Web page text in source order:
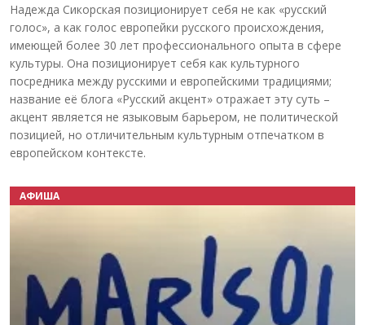
Надежда Сикорская позиционирует себя не как «русский
голос», а как голос европейки русского происхождения,
имеющей более 30 лет профессионального опыта в сфере
культуры. Она позиционирует себя как культурного
посредника между русскими и европейскими традициями;
название её блога «Русский акцент» отражает эту суть –
акцент является не языковым барьером, не политической
позицией, но отличительным культурным отпечатком в
европейском контексте.
АФИША